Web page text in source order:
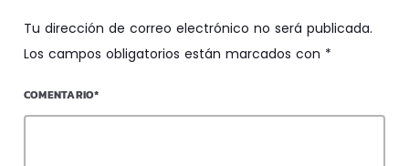
Tu dirección de correo electrónico no será publicada.
Los campos obligatorios están marcados con *
COMENTARIO*